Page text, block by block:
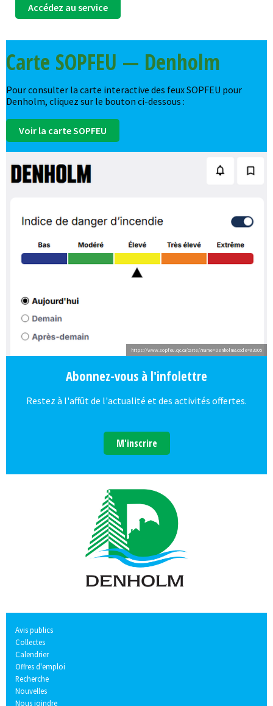
Accédez au service
Carte SOPFEU — Denholm
Pour consulter la carte interactive des feux SOPFEU pour
Denholm, cliquez sur le bouton ci-dessous :
Voir la carte SOPFEU
https://www.sopfeu.qc.ca/carte/?name=Denholm&code=83005
Abonnez-vous à l'infolettre
Restez à l'affût de l'actualité et des activités offertes.
M'inscrire
Avis publics
Collectes
Calendrier
Offres d'emploi
Recherche
Nouvelles
Nous joindre